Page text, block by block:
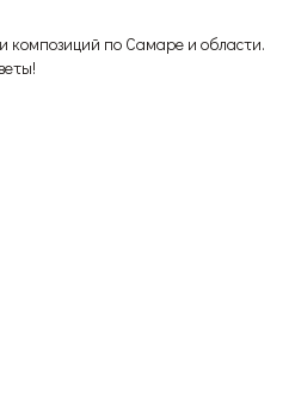
композиций по Самаре и области.